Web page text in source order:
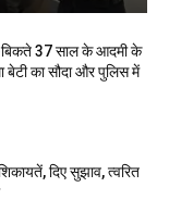
बिकते 37 साल के आदमी के
बेटी का सौदा और पुलिस में
दिए सुझाव, त्वरित